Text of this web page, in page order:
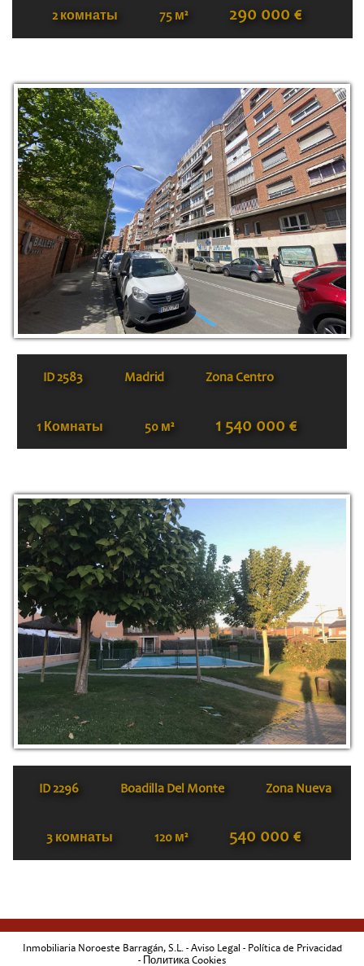
2 комнаты 75 м² 290 000 €
ID2583 Madrid Zona Centro
1 Комнаты 50 м² 1 540 000 €
ID2296 Boadilla Del Monte Zona Nueva
3 комнаты 120 м² 540 000 €
Inmobiliaria Noroeste Barragán, S.L. - Aviso Legal - Política de Privacidad
- Политика Cookies